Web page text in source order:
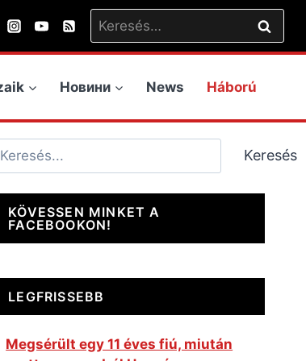
Keresés:
Новини News Háború
Keresés Keresés
KÖVESSEN MINKET A
FACEBOOKON!
LEGFRISSEBB
Megsérült egy 11 éves fiú, miután